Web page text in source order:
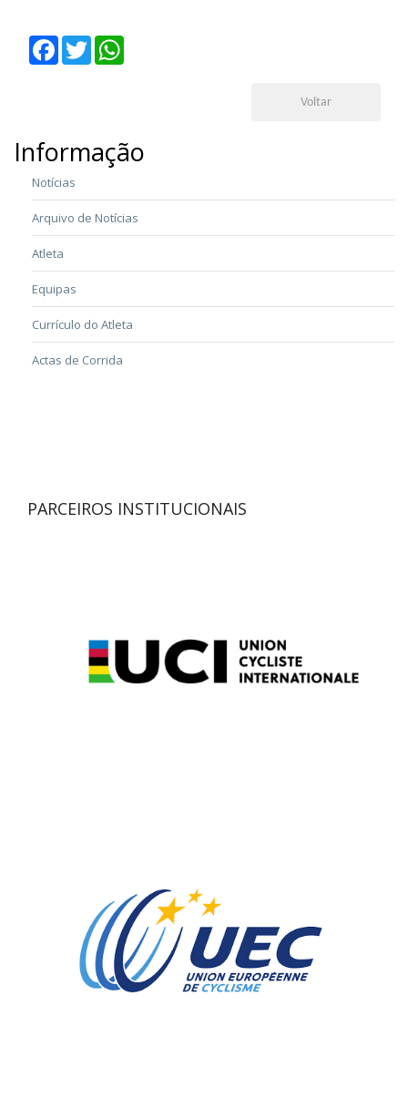
Facebook
Twitter
Voltar
Informação
Notícias
Arquivo de Notícias
Atleta
Equipas
Currículo do Atleta
Actas de Corrida
PARCEIROS INSTITUCIONAIS